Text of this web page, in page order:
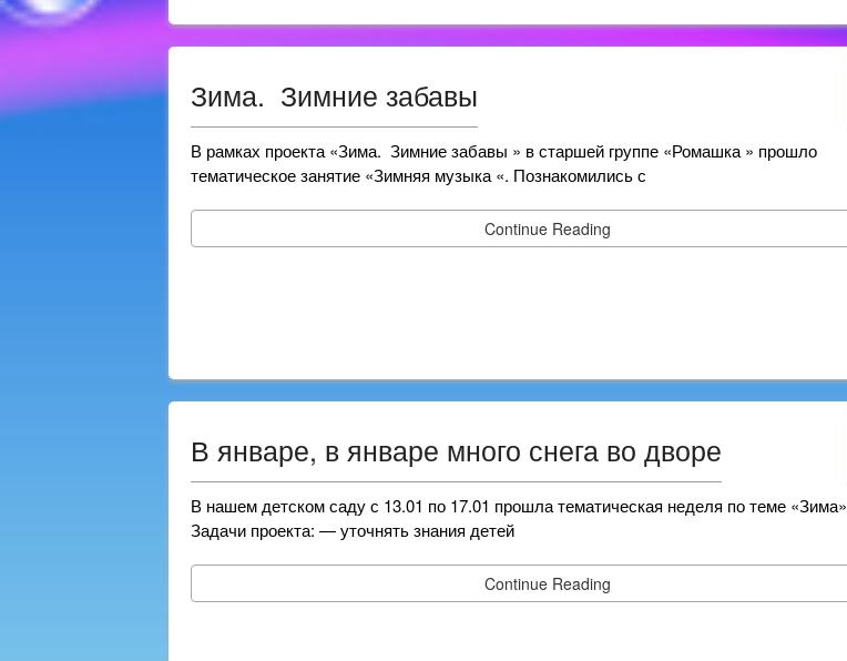
Зима. Зимние забавы
В рамках проекта «Зима. Зимние забавы » в старшей группе «Ромашка » прошло
тематическое занятие «Зимняя музыка «. Познакомились с
Continue Reading
В январе, в январе много снега во дворе
В нашем детском саду с 13.01 по 17.01 прошла тематическая неделя по теме «Зима»
Задачи проекта: — уточнять знания детей
Continue Reading